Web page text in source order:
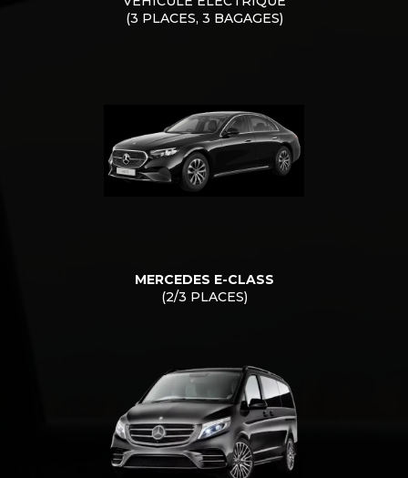
(3 PLACES, 3 BAGAGES)
MERCEDES E-CLASS
(2/3 PLACES)